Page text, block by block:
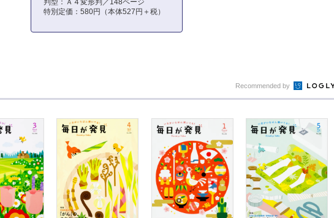
判型：Ａ４変形判／148ページ
特別定価：580円（本体527円＋税）
Recommended by